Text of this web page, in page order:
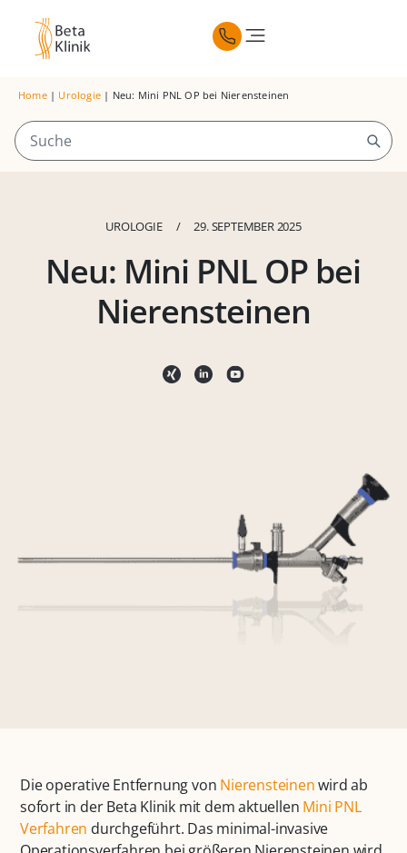
Home| Urologie | Neu: Mini PNL OP bei Nierensteinen
UROLOGIE / 29. SEPTEMBER 2025
Neu: Mini PNL OP bei
Nierensteinen
Die operative Entfernung von Nierensteinenwird ab
sofort in der Beta Klinik mit dem aktuellen Mini PNL
Verfahren durchgeführt. Das minimal-invasive